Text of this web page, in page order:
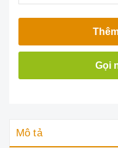
Gọi
Mô tả